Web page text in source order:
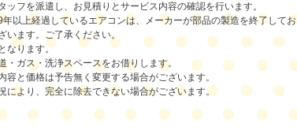
ッフを派遣し、お見積りとサービス内容の確認を行います。
年以上経過しているエアコンは、メーカーが部品の製造を終了して
います。ご了承ください。
なります。
・ガス・洗浄スペースをお借りします。
容と価格は予告無く変更する場合がございます。
により、完全に除去できない場合がございます。